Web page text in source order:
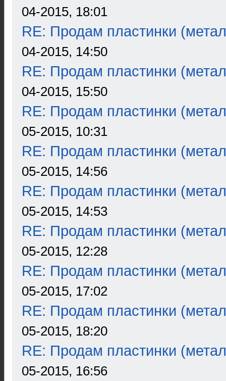
04-2015, 18:01
RE: Продам пластинки
04-2015, 14:50
RE: Продам пластинки
04-2015, 15:50
RE: Продам пластинки
05-2015, 10:31
RE: Продам пластинки
05-2015, 14:56
RE: Продам пластинки
05-2015, 14:53
RE: Продам пластинки
05-2015, 12:28
RE: Продам пластинки
05-2015, 17:02
RE: Продам пластинки
05-2015, 18:20
RE: Продам пластинки
05-2015, 16:56